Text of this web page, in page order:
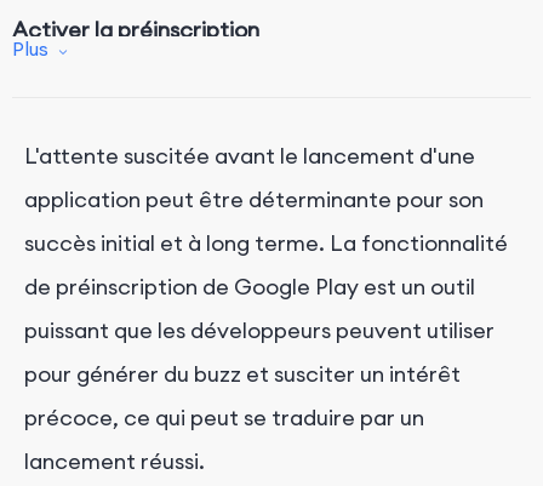
Activer la préinscription
Plus
L'attente suscitée avant le lancement d'une
application peut être déterminante pour son
succès initial et à long terme. La fonctionnalité
de préinscription de Google Play est un outil
puissant que les développeurs peuvent utiliser
pour générer du buzz et susciter un intérêt
précoce, ce qui peut se traduire par un
lancement réussi.